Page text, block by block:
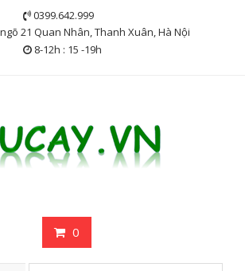
0399.642.999
21 Quan Nhân, Thanh Xuân, Hà Nội
8-12h : 15 -19h
0